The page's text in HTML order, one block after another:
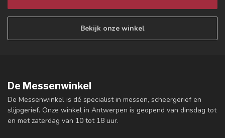
Bekijk onze winkel
De Messenwinkel
De Messenwinkel is dé specialist in messen, scheergerief en
slijpgerief. Onze winkel in Antwerpen is geopend van dinsdag tot
en met zaterdag van 10 tot 18 uur.